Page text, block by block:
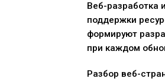
Веб-разработка
поддержки
формируют
при каждом
Разбор веб-